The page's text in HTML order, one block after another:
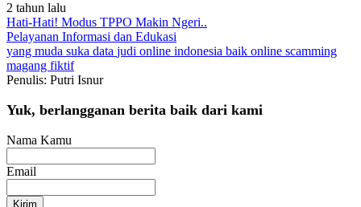
2 tahun lalu
Hati-Hati! Modus TPPO Makin Ngeri..
Pelayanan Informasi dan Edukasi
yang muda suka data judi online indonesia baik online scamming
magang fiktif
Penulis: Putri Isnur
Yuk, berlangganan berita baik dari kami
Nama Kamu
Email
Kirim